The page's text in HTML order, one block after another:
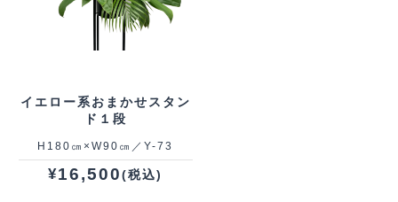
イエロー系おまかせスタン
ド１段
H180㎝×W90㎝／Y-73
¥16,500(税込)